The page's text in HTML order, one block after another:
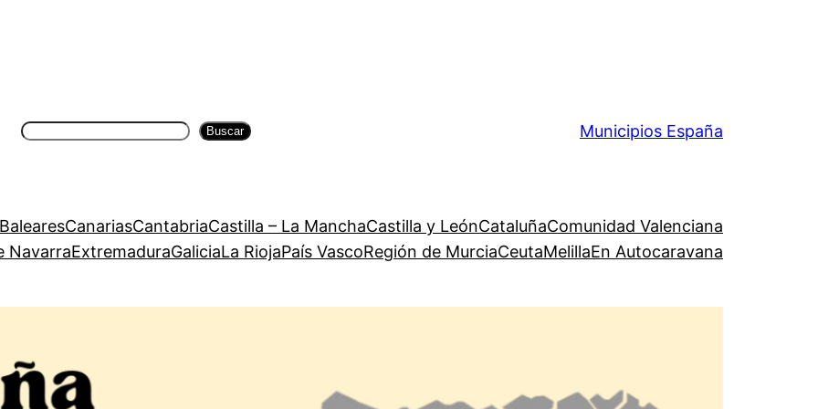
Buscar Buscar Municipios España
CanariasCantabriaCastilla – La ManchaCastilla y LeónCataluñaComunidad Valenciana
NavarraExtremaduraGaliciaLa RiojaPaís VascoRegión de MurciaCeutaMelillaEn Autocaravana